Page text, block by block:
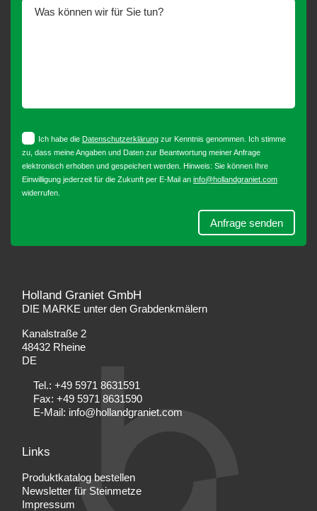
Was können wir für Sie tun?
Ich habe die Datenschutzerklärungzur Kenntnis genommen. Ich stimme
zu, dass meine Angaben und Daten zur Beantwortung meiner Anfrage
elektronisch erhoben und gespeichert werden. Hinweis: Sie können Ihre
Einwilligung jederzeit für die Zukunft per E-Mail an info@hollandgraniet.com
widerrufen.
Holland Graniet GmbH
DIE MARKE unter den Grabdenkmälern
Kanalstraße 2
48432 Rheine
DE
Tel.: +49 5971 8631591
Fax: +49 5971 8631590
E-Mail: info@hollandgraniet.com
Links
Produktkatalog bestellen
Newsletter für Steinmetze
Impressum